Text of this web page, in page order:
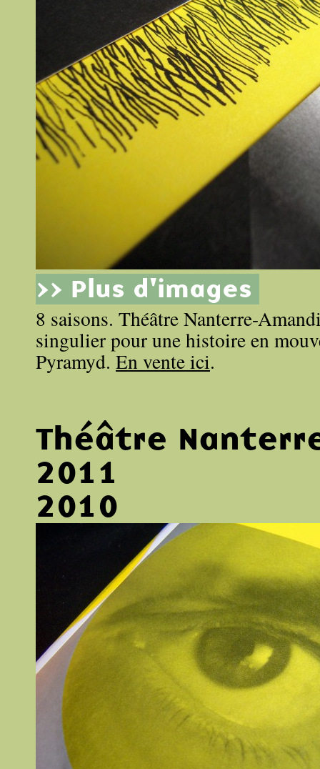
>> Plus d'images
8 saisons. Théâtre Nanterre-
singulier pour une histoire en
Pyramyd. En vente ici.
Théâtre
2011
2010